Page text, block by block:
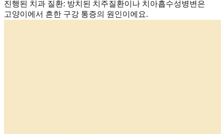
진행된 치과 질환: 방치된 치주질환이나 치아흡수성병변은
고양이에서 흔한 구강 통증의 원인이에요.